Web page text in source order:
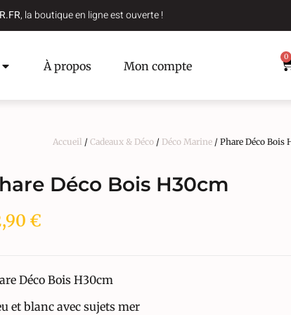
, la boutique en ligne est ouverte !
À propos Mon compte
0
Accueil / Cadeaux & Déco / Déco Marine / Phare Déco Bois
Déco Bois H30cm
€
Déco Bois H30cm
et blanc avec sujets mer